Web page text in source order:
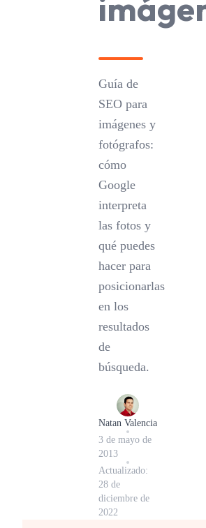
Guía de
SEO para
imágenes y
fotógrafos:
cómo
Google
interpreta
las fotos y
qué puedes
hacer para
posicionarlas
en los
resultados
de
búsqueda.
Natan Valencia
3 de mayo de
2013
Actualizado:
28 de
diciembre de
2022